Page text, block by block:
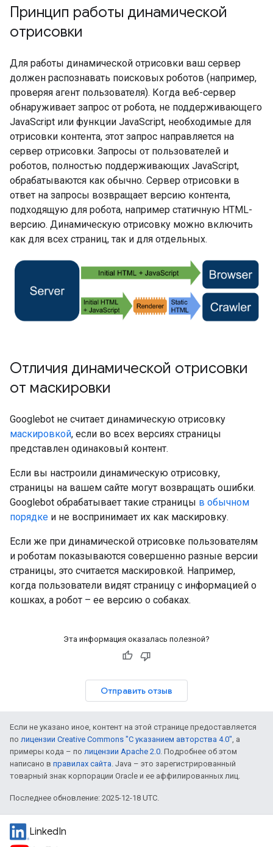
Принцип работы динамической
отрисовки
Для работы динамической отрисовки ваш сервер
должен распознавать поисковых роботов (например,
проверяя агент пользователя). Когда веб-сервер
обнаруживает запрос от робота, не поддерживающего
JavaScript или функции JavaScript, необходимые для
отрисовки контента, этот запрос направляется на
сервер отрисовки. Запросы от пользователей и
роботов, полностью поддерживающих JavaScript,
обрабатываются как обычно. Сервер отрисовки в
ответ на запросы возвращает версию контента,
подходящую для робота, например статичную HTML-
версию. Динамическую отрисовку можно включить
как для всех страниц, так и для отдельных.
Отличия динамической отрисовки
от маскировки
Googlebot не считает динамическую отрисовку
маскировкой, если во всех версиях страницы
представлен одинаковый контент.
Если вы настроили динамическую отрисовку,
страницы на вашем сайте могут возвращать ошибки.
Googlebot обрабатывает такие страницы в обычном
порядке и не воспринимает их как маскировку.
Если же при динамической отрисовке пользователям
и роботам показываются совершенно разные версии
страницы, это считается маскировкой. Например,
когда пользователи видят страницу с информацией о
кошках, а робот – ее версию о собаках.
Эта информация оказалась полезной?
Отправить отзыв
Если не указано иное, контент на этой странице предоставляется
по лицензии Creative Commons "С указанием авторства 4.0" , а
примеры кода – по лицензии Apache 2.0 . Подробнее об этом
написано в правилах сайта . Java – это зарегистрированный
товарный знак корпорации Oracle и ее аффилированных лиц.
Последнее обновление: 2025-12-18 UTC.
LinkedIn